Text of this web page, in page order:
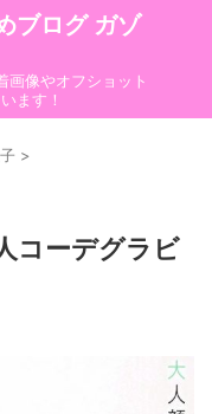
ブログ ガゾ
画像やオフショット
ます！
>
コーデグラビ